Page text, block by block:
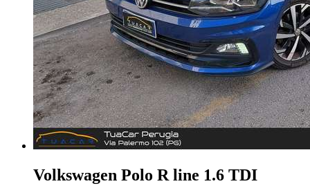
Volkswagen Polo R line 1.6 TDI